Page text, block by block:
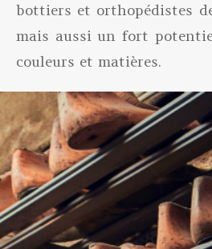
bottiers et orthopédistes
mais aussi un fort
couleurs et matières.